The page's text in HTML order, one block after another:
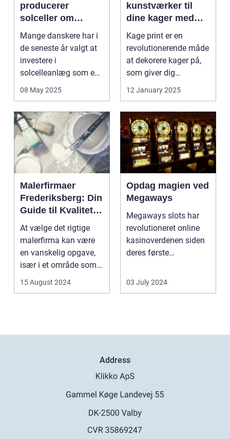
producerer
solceller om
vinteren?
Mange danskere har i
de seneste år valgt at
investere i
solcelleanlæg som en
bæred...
08 May 2025
kunstværker til
dine kager med
kage print
Kage print er en
revolutionerende måde
at dekorere kager på,
som giver dig
mulighed for ...
12 January 2025
Malerfirmaer
Frederiksberg: Din
Guide til Kvalitet
og Service
At vælge det rigtige
malerfirma kan være
en vanskelig opgave,
især i et område som
Frederiksberg, hv...
15 August 2024
Opdag magien ved
Megaways
Megaways slots har
revolutioneret online
kasinoverdenen siden
deres første
spillea...
03 July 2024
Address